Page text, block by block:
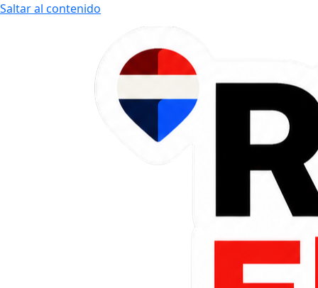
Saltar al contenido